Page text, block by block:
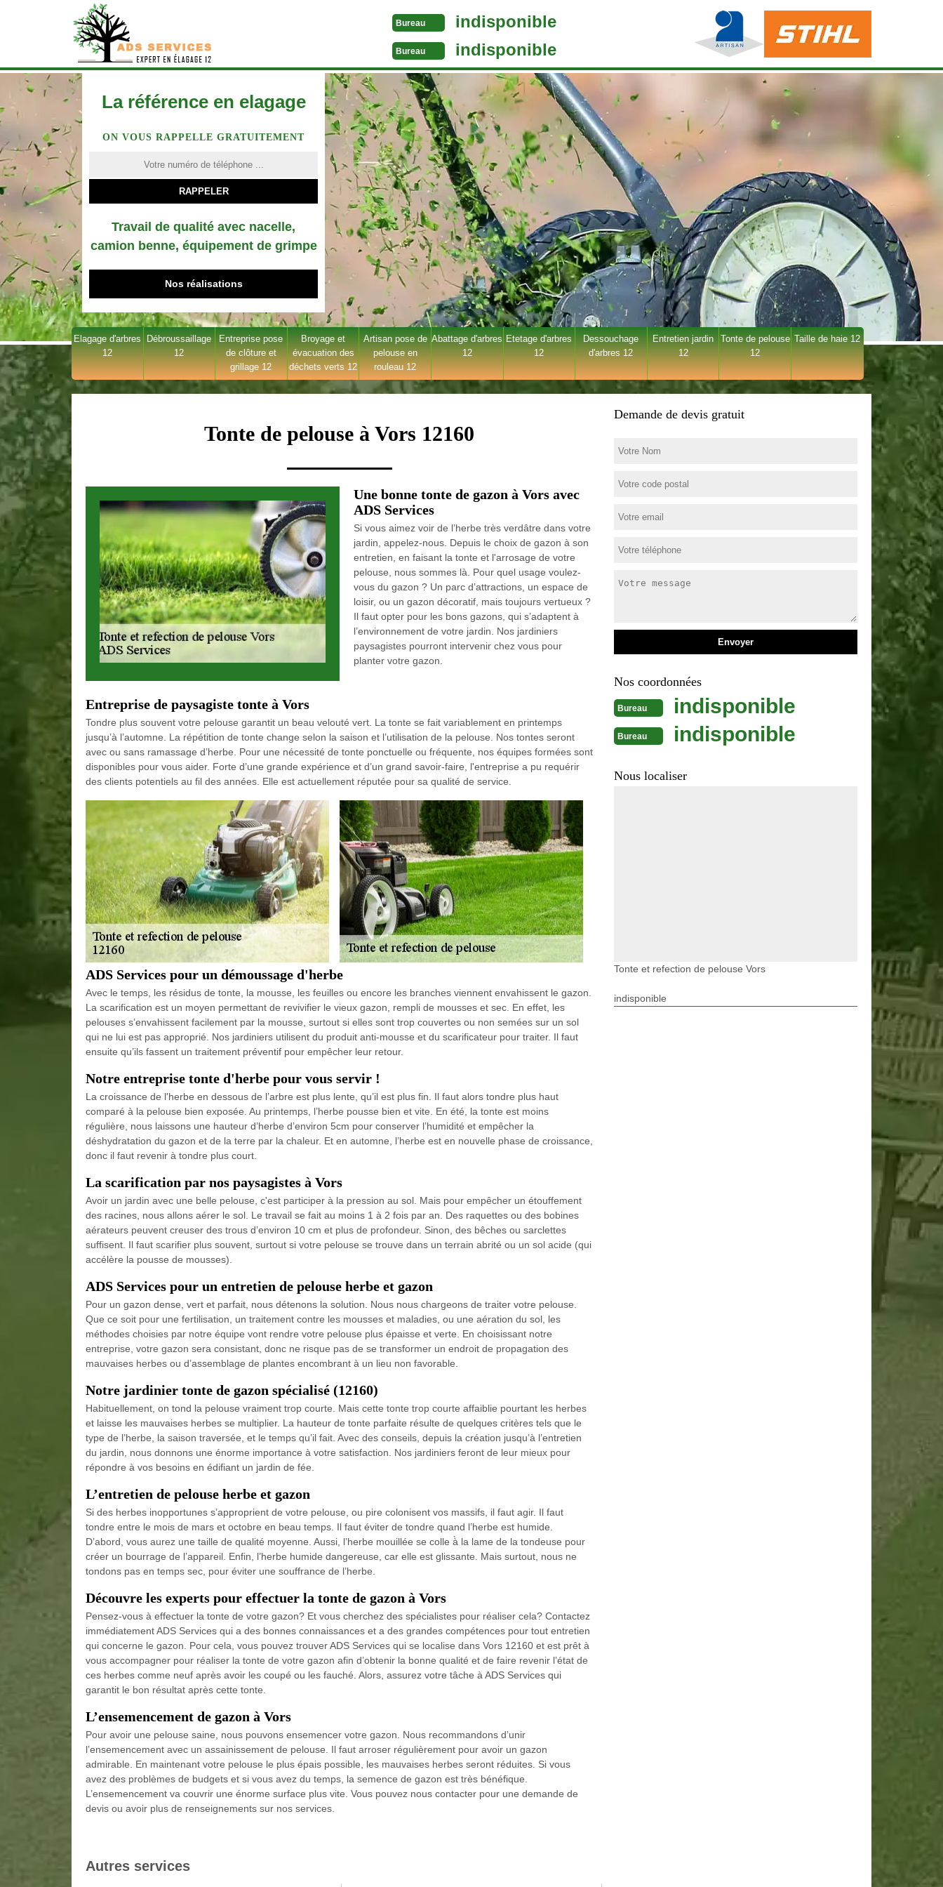
Bureau indisponible
Bureau indisponible
La référence en elagage
ON VOUS RAPPELLE GRATUITEMENT
Travail de qualité avec nacelle,
camion benne, équipement de grimpe
Nos réalisations
Elagage d'arbres
12
Débroussaillage
12
Entreprise pose
de clôture et
grillage 12
Broyage et
évacuation des
déchets verts 12
Artisan pose de
pelouse en
rouleau 12
Abattage d'arbres
12
Etetage d'arbres
12
Dessouchage
d'arbres 12
Entretien jardin
12
Tonte de pelouse
12
Taille de haie 12
Tonte de pelouse à Vors 12160
Une bonne tonte de gazon à Vors avec
ADS Services
Si vous aimez voir de l’herbe très verdâtre dans votre
jardin, appelez-nous. Depuis le choix de gazon à son
entretien, en faisant la tonte et l'arrosage de votre
pelouse, nous sommes là. Pour quel usage voulez-
vous du gazon ? Un parc d’attractions, un espace de
loisir, ou un gazon décoratif, mais toujours vertueux ?
Il faut opter pour les bons gazons, qui s’adaptent à
l’environnement de votre jardin. Nos jardiniers
paysagistes pourront intervenir chez vous pour
planter votre gazon.
Entreprise de paysagiste tonte à Vors
Tondre plus souvent votre pelouse garantit un beau velouté vert. La tonte se fait variablement en printemps
jusqu’à l’automne. La répétition de tonte change selon la saison et l’utilisation de la pelouse. Nos tontes seront
avec ou sans ramassage d’herbe. Pour une nécessité de tonte ponctuelle ou fréquente, nos équipes formées sont
disponibles pour vous aider. Forte d’une grande expérience et d’un grand savoir-faire, l'entreprise a pu requérir
des clients potentiels au fil des années. Elle est actuellement réputée pour sa qualité de service.
ADS Services pour un démoussage d'herbe
Avec le temps, les résidus de tonte, la mousse, les feuilles ou encore les branches viennent envahissent le gazon.
La scarification est un moyen permettant de revivifier le vieux gazon, rempli de mousses et sec. En effet, les
pelouses s’envahissent facilement par la mousse, surtout si elles sont trop couvertes ou non semées sur un sol
qui ne lui est pas approprié. Nos jardiniers utilisent du produit anti-mousse et du scarificateur pour traiter. Il faut
ensuite qu’ils fassent un traitement préventif pour empêcher leur retour.
Notre entreprise tonte d'herbe pour vous servir !
La croissance de l'herbe en dessous de l’arbre est plus lente, qu’il est plus fin. Il faut alors tondre plus haut
comparé à la pelouse bien exposée. Au printemps, l’herbe pousse bien et vite. En été, la tonte est moins
régulière, nous laissons une hauteur d’herbe d’environ 5cm pour conserver l’humidité et empêcher la
déshydratation du gazon et de la terre par la chaleur. Et en automne, l’herbe est en nouvelle phase de croissance,
donc il faut revenir à tondre plus court.
La scarification par nos paysagistes à Vors
Avoir un jardin avec une belle pelouse, c'est participer à la pression au sol. Mais pour empêcher un étouffement
des racines, nous allons aérer le sol. Le travail se fait au moins 1 à 2 fois par an. Des raquettes ou des bobines
aérateurs peuvent creuser des trous d’environ 10 cm et plus de profondeur. Sinon, des bêches ou sarclettes
suffisent. Il faut scarifier plus souvent, surtout si votre pelouse se trouve dans un terrain abrité ou un sol acide (qui
accélère la pousse de mousses).
ADS Services pour un entretien de pelouse herbe et gazon
Pour un gazon dense, vert et parfait, nous détenons la solution. Nous nous chargeons de traiter votre pelouse.
Que ce soit pour une fertilisation, un traitement contre les mousses et maladies, ou une aération du sol, les
méthodes choisies par notre équipe vont rendre votre pelouse plus épaisse et verte. En choisissant notre
entreprise, votre gazon sera consistant, donc ne risque pas de se transformer un endroit de propagation des
mauvaises herbes ou d’assemblage de plantes encombrant à un lieu non favorable.
Notre jardinier tonte de gazon spécialisé (12160)
Habituellement, on tond la pelouse vraiment trop courte. Mais cette tonte trop courte affaiblie pourtant les herbes
et laisse les mauvaises herbes se multiplier. La hauteur de tonte parfaite résulte de quelques critères tels que le
type de l’herbe, la saison traversée, et le temps qu’il fait. Avec des conseils, depuis la création jusqu’à l’entretien
du jardin, nous donnons une énorme importance à votre satisfaction. Nos jardiniers feront de leur mieux pour
répondre à vos besoins en édifiant un jardin de fée.
L’entretien de pelouse herbe et gazon
Si des herbes inopportunes s’approprient de votre pelouse, ou pire colonisent vos massifs, il faut agir. Il faut
tondre entre le mois de mars et octobre en beau temps. Il faut éviter de tondre quand l’herbe est humide.
D’abord, vous aurez une taille de qualité moyenne. Aussi, l’herbe mouillée se colle à̀ la lame de la tondeuse pour
créer un bourrage de l’appareil. Enfin, l’herbe humide dangereuse, car elle est glissante. Mais surtout, nous ne
tondons pas en temps sec, pour éviter une souffrance de l’herbe.
Découvre les experts pour effectuer la tonte de gazon à Vors
Pensez-vous à effectuer la tonte de votre gazon? Et vous cherchez des spécialistes pour réaliser cela? Contactez
immédiatement ADS Services qui a des bonnes connaissances et a des grandes compétences pour tout entretien
qui concerne le gazon. Pour cela, vous pouvez trouver ADS Services qui se localise dans Vors 12160 et est prêt à
vous accompagner pour réaliser la tonte de votre gazon afin d’obtenir la bonne qualité et de faire revenir l’état de
ces herbes comme neuf après avoir les coupé ou les fauché. Alors, assurez votre tâche à ADS Services qui
garantit le bon résultat après cette tonte.
L’ensemencement de gazon à Vors
Pour avoir une pelouse saine, nous pouvons ensemencer votre gazon. Nous recommandons d’unir
l’ensemencement avec un assainissement de pelouse. Il faut arroser régulièrement pour avoir un gazon
admirable. En maintenant votre pelouse le plus épais possible, les mauvaises herbes seront réduites. Si vous
avez des problèmes de budgets et si vous avez du temps, la semence de gazon est très bénéfique.
L’ensemencement va couvrir une énorme surface plus vite. Vous pouvez nous contacter pour une demande de
devis ou avoir plus de renseignements sur nos services.
Demande de devis gratuit
Nos coordonnées
Bureau indisponible
Bureau indisponible
Nous localiser
Tonte et refection de pelouse Vors
indisponible
Autres services